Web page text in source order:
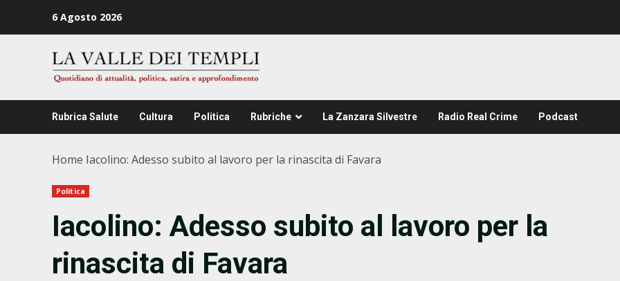
6 Agosto 2026
Rubrica Salute Cultura Politica Rubriche La Zanzara Silvestre Radio Real Crime Podcast
Home Iacolino: Adesso subito al lavoro per la rinascita di Favara
Politica
Iacolino: Adesso subito al lavoro per la
rinascita di Favara